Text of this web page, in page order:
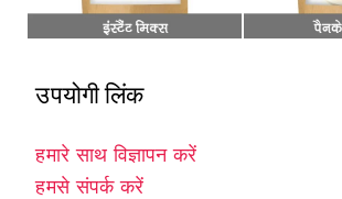
उपयोगी लिंक
हमारे साथ विज्ञापन करें
हमसे संपर्क करें